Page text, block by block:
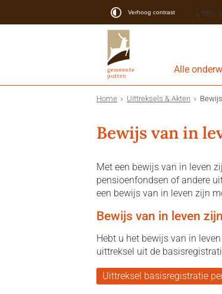
Verhoog contrast Lees
Alle
Home Uittreksels & Akten
Bewijs van in
Met een bewijs van in leven
pensioenfondsen of andere
een bewijs van in leven zijn
Bewijs van in leven
Hebt u het bewijs van in
uittreksel uit de
Uittreksel basisregistratie